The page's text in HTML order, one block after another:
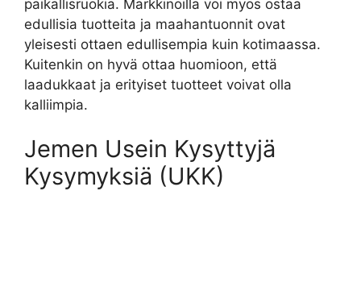
paikallisruokia. Markkinoilla voi myös ostaa
edullisia tuotteita ja maahantuonnit ovat
yleisesti ottaen edullisempia kuin kotimaassa.
Kuitenkin on hyvä ottaa huomioon, että
laadukkaat ja erityiset tuotteet voivat olla
kalliimpia.
Jemen Usein Kysyttyjä
Kysymyksiä (UKK)